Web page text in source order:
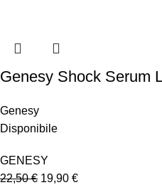
Genesy Shock Serum
Genesy
Disponibile
GENESY
22,50€ 19,90 €